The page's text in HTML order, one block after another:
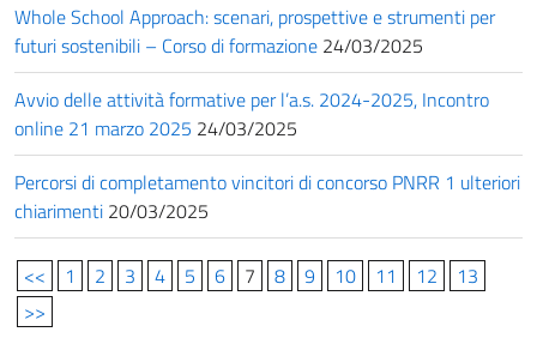
Whole School Approach: scenari, prospettive e strumenti per
futuri sostenibili – Corso di formazione 24/03/2025
Avvio delle attività formative per l’a.s. 2024-2025, Incontro
online 21 marzo 2025 24/03/2025
Percorsi di completamento vincitori di concorso PNRR 1 ulteriori
chiarimenti 20/03/2025
<< 1 2 3 4 5 6 7 8 9 10 11 12
13
>>